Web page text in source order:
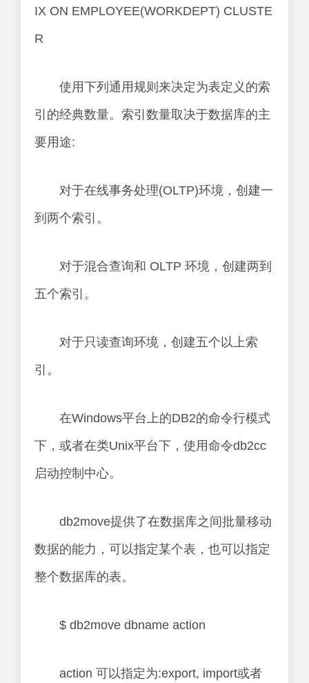
IX ON EMPLOYEE(WORKDEPT) CLUSTE
R
使用下列通用规则来决定为表定义的索
引的经典数量。索引数量取决于数据库的主
要用途:
对于在线事务处理(OLTP)环境，创建一
到两个索引。
对于混合查询和 OLTP 环境，创建两到
五个索引。
对于只读查询环境，创建五个以上索
引。
在Windows平台上的DB2的命令行模式
下，或者在类Unix平台下，使用命令db2cc
启动控制中心。
db2move提供了在数据库之间批量移动
数据的能力，可以指定某个表，也可以指定
整个数据库的表。
$ db2move dbname action
action 可以指定为:export, import或者